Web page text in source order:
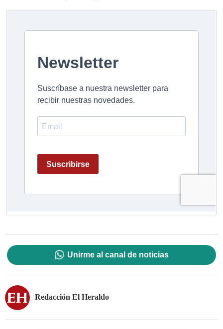
Unirme al canal de noticias
Redacción El Heraldo